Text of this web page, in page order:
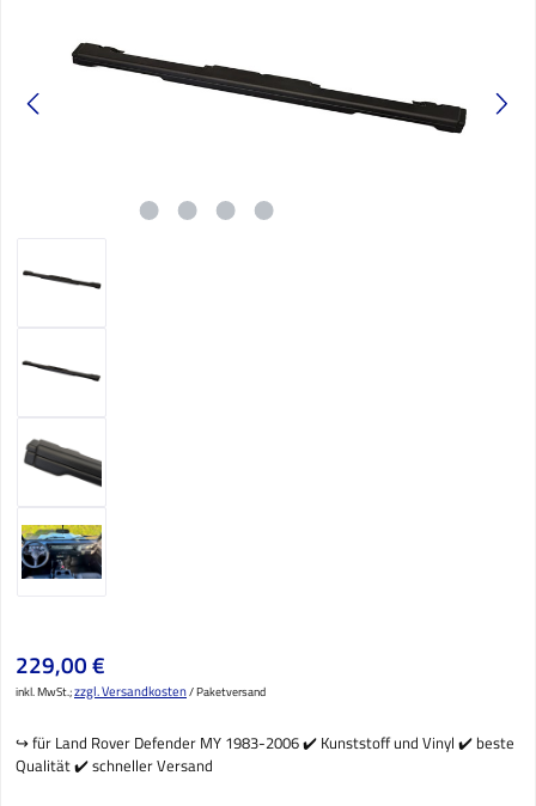
Regulärer Preis:
229,00 €
inkl. MwSt.;zzgl. Versandkosten/ Paketversand
↪️ für Land Rover Defender MY 1983-2006 ✔️ Kunststoff und Vinyl ✔️ beste
Qualität ✔️ schneller Versand